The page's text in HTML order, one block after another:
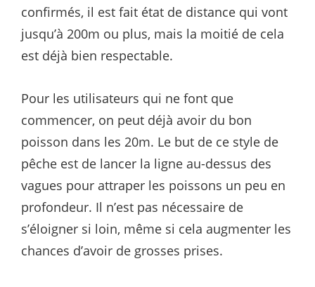
confirmés, il est fait état de distance qui vont
jusqu’à 200m ou plus, mais la moitié de cela
est déjà bien respectable.
Pour les utilisateurs qui ne font que
commencer, on peut déjà avoir du bon
poisson dans les 20m. Le but de ce style de
pêche est de lancer la ligne au-dessus des
vagues pour attraper les poissons un peu en
profondeur. Il n’est pas nécessaire de
s’éloigner si loin, même si cela augmenter les
chances d’avoir de grosses prises.